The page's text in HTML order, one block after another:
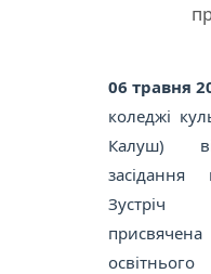
06 травня
коледжі
Калуш)
засідання
Зустріч
присвячена